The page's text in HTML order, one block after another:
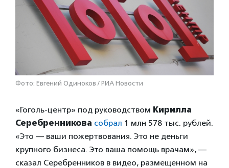
Фото: Евгений Одиноков / РИА Новости
«Гоголь-центр» под руководством Кирилла
Серебренникова собрал 1 млн 578 тыс. рублей.
«Это — ваши пожертвования. Это не деньги
крупного бизнеса. Это ваша помощь врачам», —
сказал Серебренников в видео, размещенном на